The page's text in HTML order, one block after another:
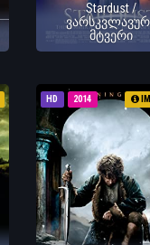
Stardust /
მტვერი
HD 2014